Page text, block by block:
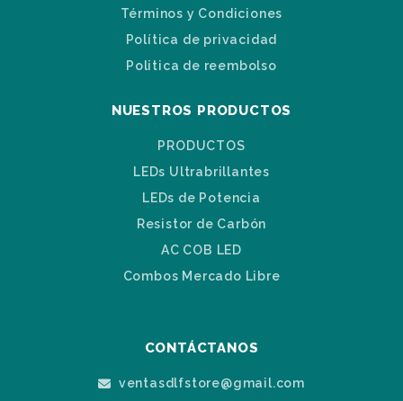
Términos y Condiciones
Política de privacidad
Politica de reembolso
NUESTROS PRODUCTOS
PRODUCTOS
LEDs Ultrabrillantes
LEDs de Potencia
Resistor de Carbón
AC COB LED
Combos Mercado Libre
CONTÁCTANOS
ventasdlfstore@gmail.com